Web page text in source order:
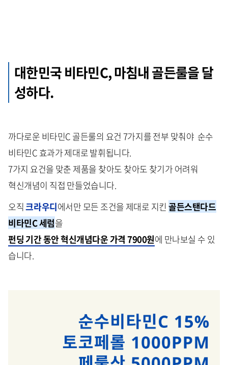
대한민국 비타민C, 마침내 골든룰을 달
성하다.
까다로운 비타민C 골든룰의 요건 7가지를 전부 맞춰야 순수
비타민C 효과가 제대로 발휘됩니다.
7가지 요건을 맞춘 제품을 찾아도 찾아도 찾기가 어려워
혁신개념이 직접 만들었습니다.
오직크라우디에서만 모든 조건을 제대로 지킨골든스탠다드
비타민C 세럼을
펀딩 기간 동안 혁신개념다운 가격 7900원에 만나보실 수 있
습니다.